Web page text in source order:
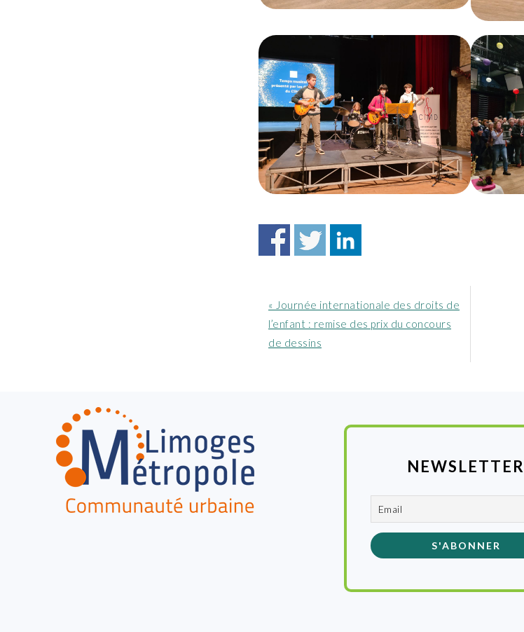
Article
précédent
:
« Journée internationale des droits de
l’enfant : remise des prix du concours
de dessins
NEWSLETTER